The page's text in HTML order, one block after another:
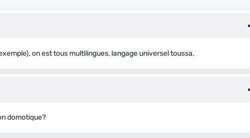
on est tous multilingues, langage universel toussa.
domotique?